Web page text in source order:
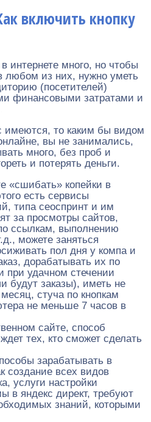
включить кнопку
интернете много, но чтобы
любом из них, нужно уметь
(посетителей)
финансовыми затратами и
имеются, то каким бы видом
вы не занимались,
много, без проб и
и потерять деньги.
«сшибать» копейки в
есть сервисы
типа сеоспринт и им
за просмотры сайтов,
ссылкам, выполнению
можете заняться
пол дня у компа и
дорабатывать их по
при удачном стечении
будут заказы), иметь не
стуча по кнопкам
не меньше 7 часов в
сайте, способ
тех, кто сможет сделать
зарабатывать в
создание всех видов
услуги настройки
в яндекс директ, требуют
знаний, которыми